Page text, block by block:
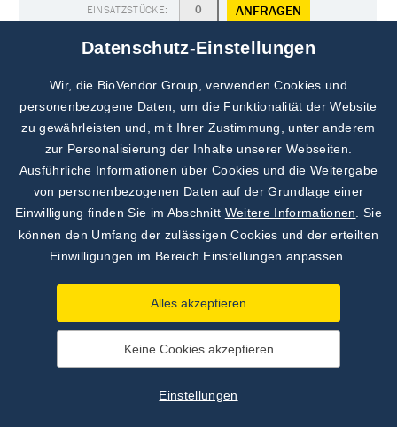
ANFRAGEN
Daten
EIA Parvovirus B19 IgM
Kat. Nr.: PVM096, Verpackungsgröße: 96 tests
ANFRAGEN
Daten
Kat. Nr.: RSA096, Verpackungsgröße: 96 tests
ANFRAGEN
Daten
Datenschutz-Einstellungen
Wir, die BioVendor Group, verwenden Cookies und
personenbezogene Daten, um die Funktionalität der Website
zu gewährleisten und, mit Ihrer Zustimmung, unter anderem
zur Personalisierung der Inhalte unserer Webseiten.
Ausführliche Informationen über Cookies und die Weitergabe
von personenbezogenen Daten auf der Grundlage einer
Einwilligung finden Sie im Abschnitt Weitere Informationen . Sie
können den Umfang der zulässigen Cookies und der erteilten
Einwilligungen im Bereich Einstellungen anpassen.
Alles akzeptieren
Keine Cookies akzeptieren
Einstellungen